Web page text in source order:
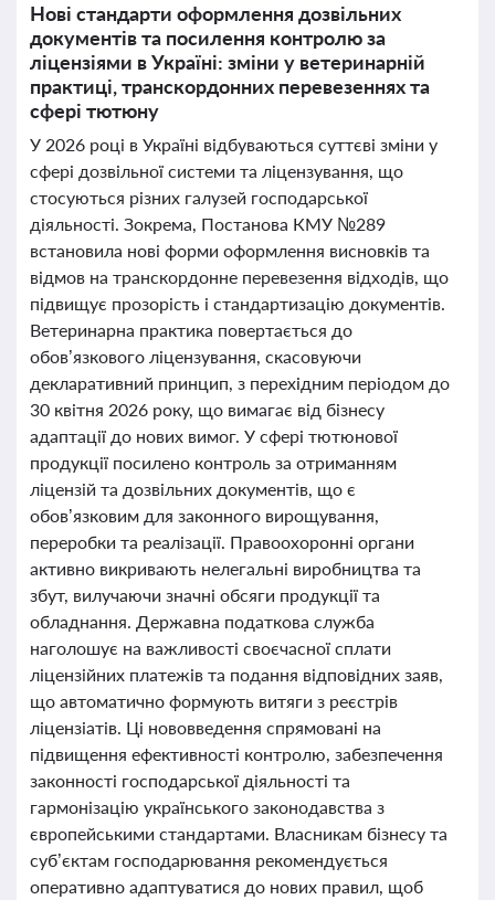
Нові стандарти оформлення дозвільних
документів та посилення контролю за
ліцензіями в Україні: зміни у ветеринарній
практиці, транскордонних перевезеннях та
сфері тютюну
У 2026 році в Україні відбуваються суттєві зміни у
сфері дозвільної системи та ліцензування, що
стосуються різних галузей господарської
діяльності. Зокрема, Постанова КМУ №289
встановила нові форми оформлення висновків та
відмов на транскордонне перевезення відходів, що
підвищує прозорість і стандартизацію документів.
Ветеринарна практика повертається до
обов’язкового ліцензування, скасовуючи
декларативний принцип, з перехідним періодом до
30 квітня 2026 року, що вимагає від бізнесу
адаптації до нових вимог. У сфері тютюнової
продукції посилено контроль за отриманням
ліцензій та дозвільних документів, що є
обов’язковим для законного вирощування,
переробки та реалізації. Правоохоронні органи
активно викривають нелегальні виробництва та
збут, вилучаючи значні обсяги продукції та
обладнання. Державна податкова служба
наголошує на важливості своєчасної сплати
ліцензійних платежів та подання відповідних заяв,
що автоматично формують витяги з реєстрів
ліцензіатів. Ці нововведення спрямовані на
підвищення ефективності контролю, забезпечення
законності господарської діяльності та
гармонізацію українського законодавства з
європейськими стандартами. Власникам бізнесу та
суб’єктам господарювання рекомендується
оперативно адаптуватися до нових правил, щоб